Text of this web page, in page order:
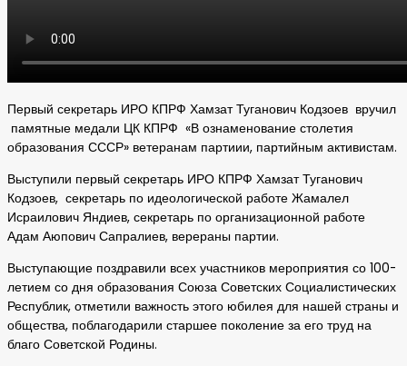
Первый секретарь ИРО КПРФ Хамзат Туганович Кодзоев вручил
памятные медали ЦК КПРФ «В ознаменование столетия
образования СССР» ветеранам партиии, партийным активистам.
Выступили первый секретарь ИРО КПРФ Хамзат Туганович
Кодзоев, секретарь по идеологической работе Жамалел
Исраилович Яндиев, секретарь по организационной работе
Адам Аюпович Сапралиев, верераны партии.
Выступающие поздравили всех участников мероприятия со 100-
летием со дня образования Союза Советских Социалистических
Республик, отметили важность этого юбилея для нашей страны и
общества, поблагодарили старшее поколение за его труд на
благо Советской Родины.